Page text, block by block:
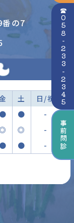
番の7
土
日/祝
● ●
-
◎
-
● ● -
☎058-233-2345
事前問診